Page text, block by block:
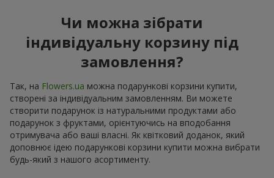
Чи можна зібрати
індивідуальну корзину під
замовлення?
Так, на Flowers.ua можна подарункові корзини купити,
створені за індивідуальним замовленням. Ви можете
створити подарунок із натуральними продуктами або
подарунок з фруктами, орієнтуючись на вподобання
отримувача або ваші власні. Як квітковий доданок, який
доповнює ідею подарункові корзини купити можна вибрати
будь-який з нашого асортименту.